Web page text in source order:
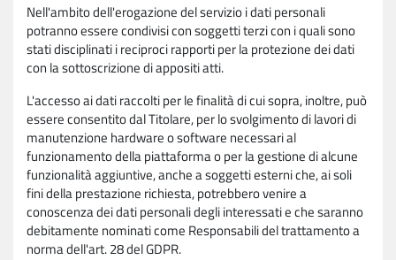
Nell'ambito dell'erogazione del servizio i dati personali
potranno essere condivisi con soggetti terzi con i quali sono
stati disciplinati i reciproci rapporti per la protezione dei dati
con la sottoscrizione di appositi atti.
L'accesso ai dati raccolti per le finalità di cui sopra, inoltre, può
essere consentito dal Titolare, per lo svolgimento di lavori di
manutenzione hardware o software necessari al
funzionamento della piattaforma o per la gestione di alcune
funzionalità aggiuntive, anche a soggetti esterni che, ai soli
fini della prestazione richiesta, potrebbero venire a
conoscenza dei dati personali degli interessati e che saranno
debitamente nominati come Responsabili del trattamento a
norma dell'art. 28 del GDPR.